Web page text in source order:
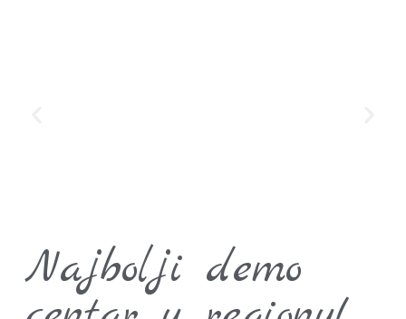
Najbolji demo